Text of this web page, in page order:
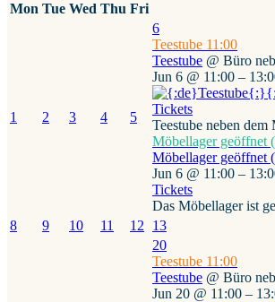
Mon Tue Wed Thu Fri
1 2 3 4 5
6
Teestube 11:00
Teestube @ Büro
Jun 6 @ 11:00 –
Tickets
Teestube neben dem
Möbellager geöffnet
Möbellager geöffnet
Jun 6 @ 11:00 –
Tickets
Das Möbellager ist
8 9 10 11 12 13
20
Teestube 11:00
Teestube @ Büro
Jun 20 @ 11:00 –